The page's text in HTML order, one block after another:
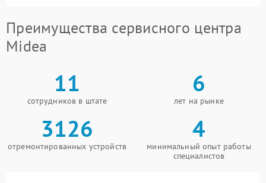
Преимущества сервисного центра
Midea
11
сотрудников в штате
6
лет на рынке
3126
отремонтированных устройств
4
минимальный опыт работы
специалистов